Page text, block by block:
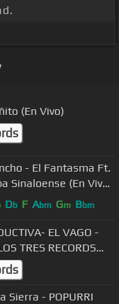
(En Vivo)
- El Fantasma Ft.
Sinaloense (En Vivo
2016)
Db F Abm Gm Bbm
EL VAGO -
TRES RECORDS
Sierra - POPURRI